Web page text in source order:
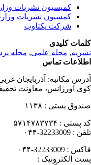
کمیسیون نشریات
کمسیون نشریات
شرکت یکتاوب
کلیدی
,مجله علمی, مجله
تماس
مکاتبه:آذربایجان
اورژانس، معاونت
پستی : ۱۱۳۸
پستی : ۵۷۱۴۷۸۳۷۳۴
: 32233009-۰۴۴
: 32233009-۰۴۴
الکترونیک :